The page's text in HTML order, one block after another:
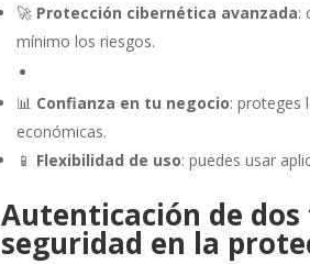
🚀 Protección cibernética avanzada:
mínimo los riesgos.
📊 Confianza en tu negocio: proteges
económicas.
📱 Flexibilidad de uso: puedes usar
Autenticación de dos
seguridad en la